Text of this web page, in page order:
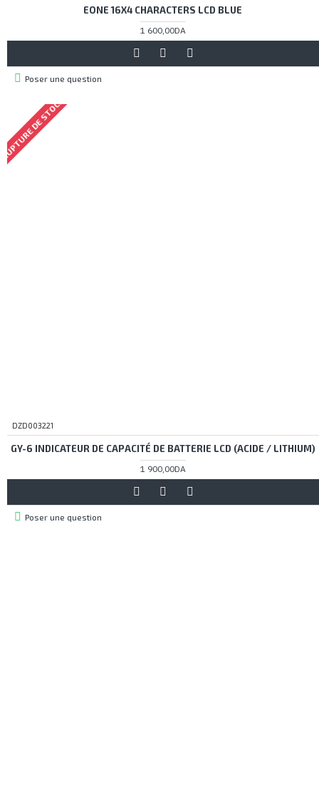
EONE 16X4 CHARACTERS LCD BLUE
1 600,00DA
Poser une question
DE STOCK
DZD003221
GY-6 INDICATEUR DE CAPACITÉ DE BATTERIE LCD (ACIDE / LITHIUM)
1 900,00DA
Poser une question